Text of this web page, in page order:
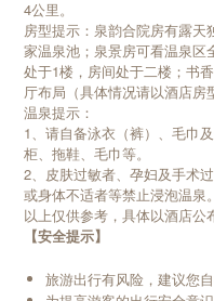
4公里。
房型提示：泉韵合院房有露
家温泉池；泉景房可看温泉
处于1楼，房间处于二楼；书
厅布局（具体情况请以酒店房
温泉提示：
1、请自备泳衣（裤）、毛巾
柜、拖鞋、毛巾等。
2、皮肤过敏者、孕妇及手术
或身体不适者等禁止浸泡温泉。
以上仅供参考，具体以酒店公
【安全提示】
旅游出行有风险，建议您